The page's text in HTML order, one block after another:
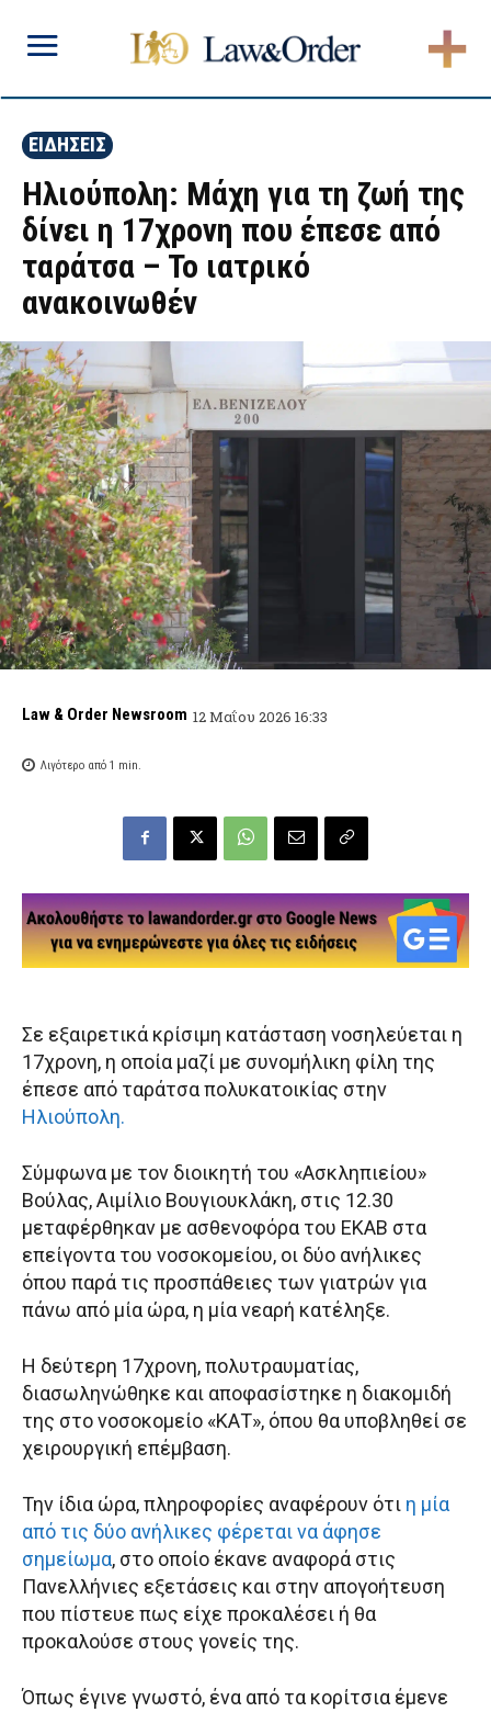
ΕΙΔΗΣΕΙΣ
Ηλιούπολη: Μάχη για τη ζωή της
δίνει η 17χρονη που έπεσε από
ταράτσα – Το ιατρικό
ανακοινωθέν
Law & Order Newsroom 12 Μαΐου 2026 16:33
Λιγότερο από 1 min.
Σε εξαιρετικά κρίσιμη κατάσταση νοσηλεύεται η
17χρονη, η οποία μαζί με συνομήλικη φίλη της
έπεσε από ταράτσα πολυκατοικίας στην
Ηλιούπολη.
Σύμφωνα με τον διοικητή του «Ασκληπιείου»
Βούλας, Αιμίλιο Βουγιουκλάκη, στις 12.30
μεταφέρθηκαν με ασθενοφόρα του ΕΚΑΒ στα
επείγοντα του νοσοκομείου, οι δύο ανήλικες
όπου παρά τις προσπάθειες των γιατρών για
πάνω από μία ώρα, η μία νεαρή κατέληξε.
Η δεύτερη 17χρονη, πολυτραυματίας,
διασωληνώθηκε και αποφασίστηκε η διακομιδή
της στο νοσοκομείο «ΚΑΤ», όπου θα υποβληθεί σε
χειρουργική επέμβαση.
Την ίδια ώρα, πληροφορίες αναφέρουν ότι η μία
από τις δύο ανήλικες φέρεται να άφησε
σημείωμα, στο οποίο έκανε αναφορά στις
Πανελλήνιες εξετάσεις και στην απογοήτευση
που πίστευε πως είχε προκαλέσει ή θα
προκαλούσε στους γονείς της.
Όπως έγινε γνωστό, ένα από τα κορίτσια έμενε